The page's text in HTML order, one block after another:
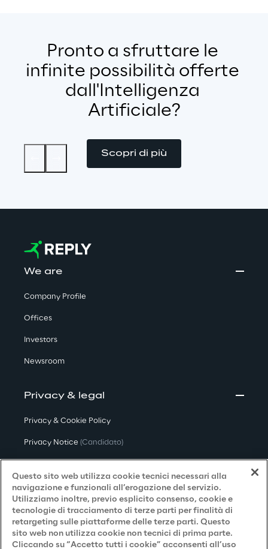
Pronto a sfruttare le
infinite possibilità offerte
dall'Intelligenza
Artificiale?
Scopri di più
We are
Company Profile
Offices
Investors
Newsroom
Privacy & legal
Privacy & Cookie Policy
Privacy Notice (Candidato)
Privacy Notice(Fornitore)
Privacy Notice (Marketing)
Accessibilità
Questo sito web utilizza cookie tecnici necessari alla
navigazione e funzionali all’erogazione del servizio.
Utilizziamo inoltre, previo esplicito consenso, cookie e
tecnologie di tracciamento di terze parti per finalità di
retargeting sulle piattaforme delle terze parti. Questo
sito web non utilizza cookie non tecnici di prima parte.
Cliccando su “Accetto tutti i cookie” acconsenti all’uso